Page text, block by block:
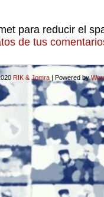
para reducir el
de tus
RIK & Jomra | Powered by